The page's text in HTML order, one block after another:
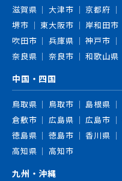
滋賀県 大津市 京都府
堺市
東大阪市 岸和田市
吹田市
兵庫県 神戸市
奈良県
奈良市 和歌山県
中国・四国
鳥取県 鳥取市 島根県
倉敷市
広島県 広島市
徳島県
徳島市 香川県
高知県
高知市
九州・沖縄